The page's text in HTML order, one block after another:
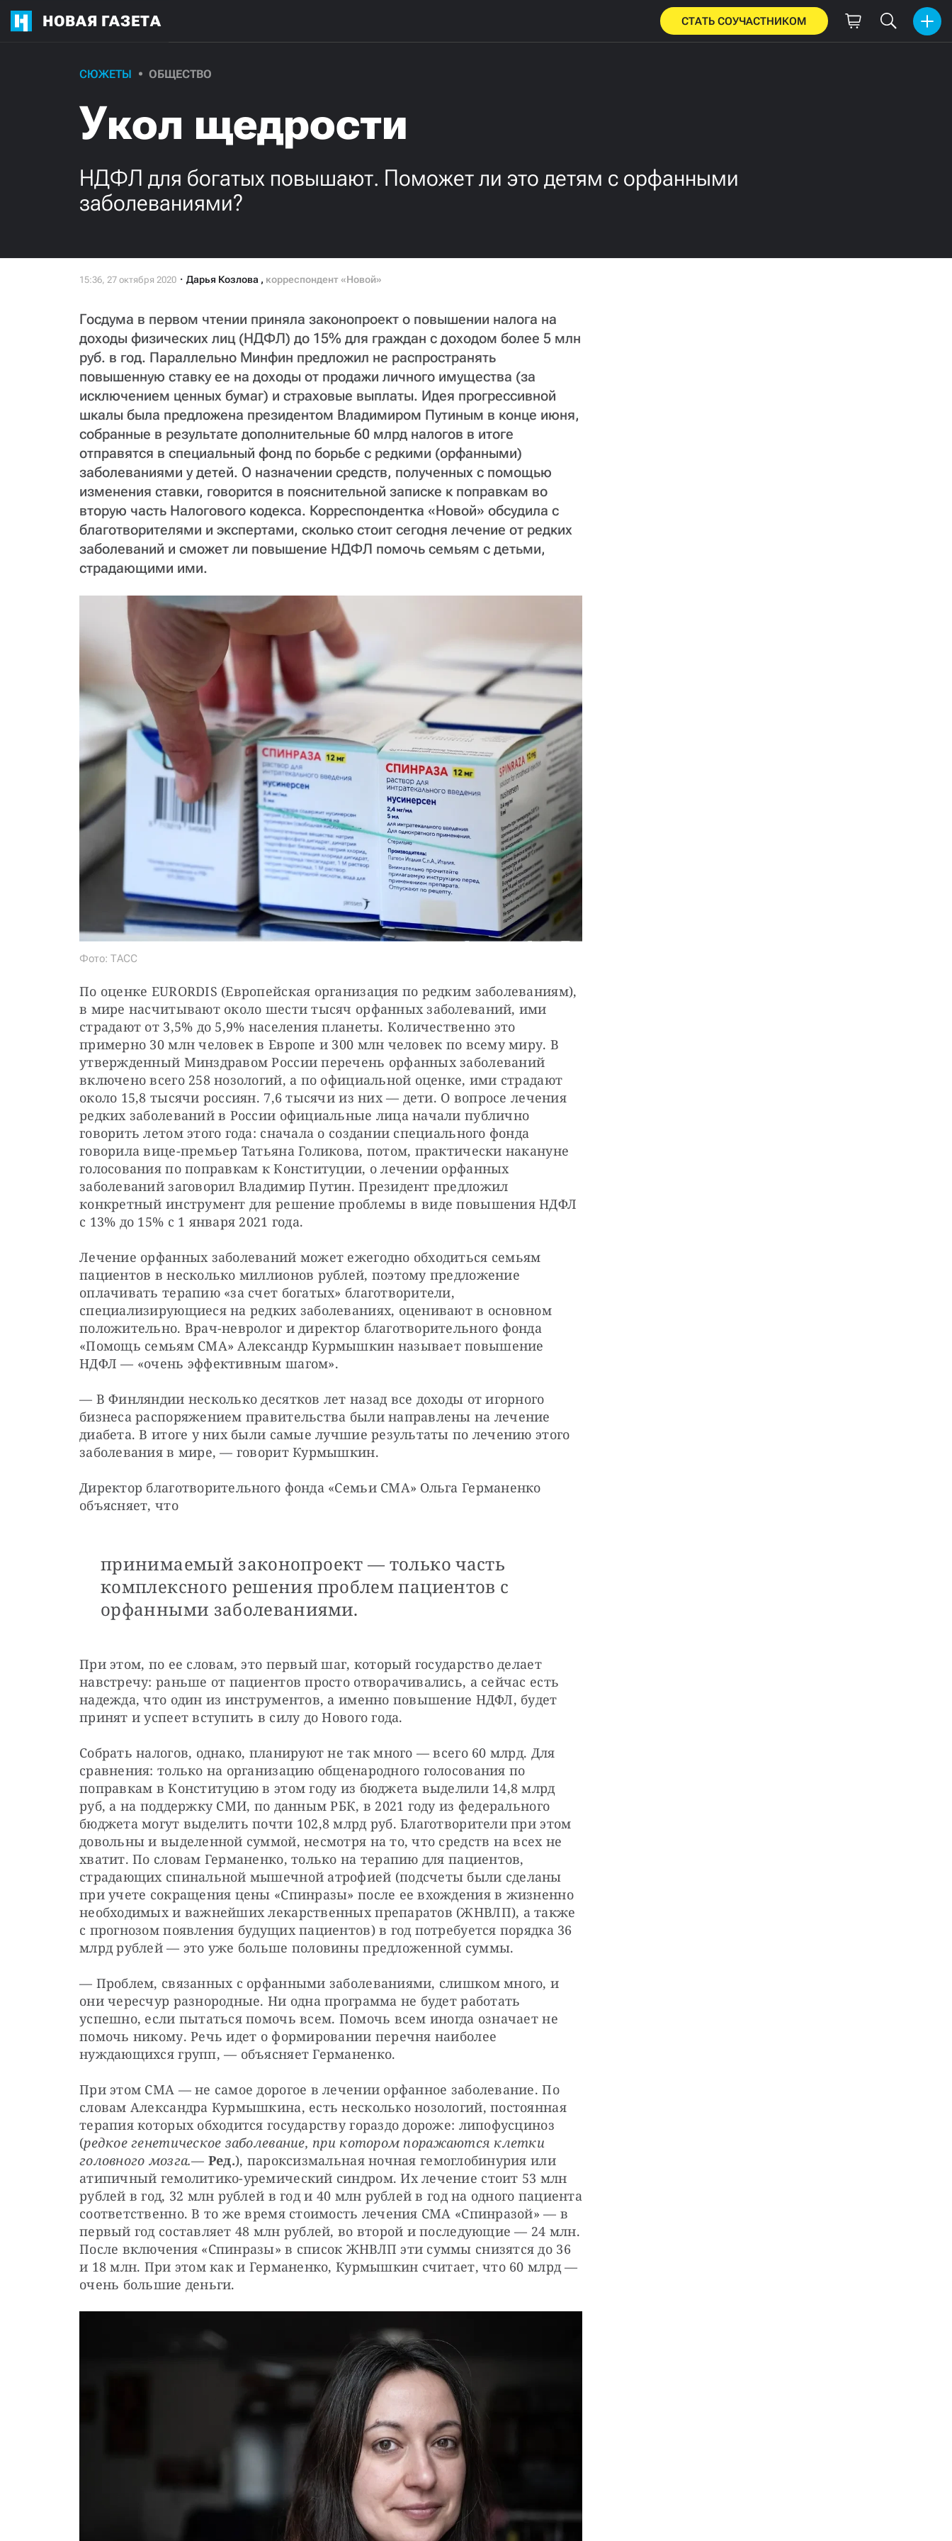
НОВАЯ ГАЗЕТА СТАТЬ СОУЧАСТНИКОМ
СЮЖЕТЫ ОБЩЕСТВО
Укол щедрости
НДФЛ для богатых повышают. Поможет ли это детям с орфанными
заболеваниями?
Дарья Козлова , корреспондент «Новой»
Госдума в первом чтении приняла законопроект о повышении налога на
доходы физических лиц (НДФЛ) до 15% для граждан с доходом более 5 млн
руб. в год. Параллельно Минфин предложил не распространять
повышенную ставку ее на доходы от продажи личного имущества (за
исключением ценных бумаг) и страховые выплаты. Идея прогрессивной
шкалы была предложена президентом Владимиром Путиным в конце июня,
собранные в результате дополнительные 60 млрд налогов в итоге
отправятся в специальный фонд по борьбе с редкими (орфанными)
заболеваниями у детей. О назначении средств, полученных с помощью
изменения ставки, говорится в пояснительной записке к поправкам во
вторую часть Налогового кодекса. Корреспондентка «Новой» обсудила с
благотворителями и экспертами, сколько стоит сегодня лечение от редких
заболеваний и сможет ли повышение НДФЛ помочь семьям с детьми,
страдающими ими.
Фото: ТАСС
По оценке EURORDIS (Европейская организация по редким заболеваниям),
в мире насчитывают около шести тысяч орфанных заболеваний, ими
страдают от 3,5% до 5,9% населения планеты. Количественно это
примерно 30 млн человек в Европе и 300 млн человек по всему миру. В
утвержденный Минздравом России перечень орфанных заболеваний
включено всего 258 нозологий, а по официальной оценке, ими страдают
около 15,8 тысячи россиян. 7,6 тысячи из них — дети. О вопросе лечения
редких заболеваний в России официальные лица начали публично
говорить летом этого года: сначала о создании специального фонда
говорила вице-премьер Татьяна Голикова, потом, практически накануне
голосования по поправкам к Конституции, о лечении орфанных
заболеваний заговорил Владимир Путин. Президент предложил
конкретный инструмент для решение проблемы в виде повышения НДФЛ
с 13% до 15% с 1 января 2021 года.
Лечение орфанных заболеваний может ежегодно обходиться семьям
пациентов в несколько миллионов рублей, поэтому предложение
оплачивать терапию «за счет богатых» благотворители,
специализирующиеся на редких заболеваниях, оценивают в основном
положительно. Врач-невролог и директор благотворительного фонда
«Помощь семьям СМА» Александр Курмышкин называет повышение
НДФЛ — «очень эффективным шагом».
— В Финляндии несколько десятков лет назад все доходы от игорного
бизнеса распоряжением правительства были направлены на лечение
диабета. В итоге у них были самые лучшие результаты по лечению этого
заболевания в мире, — говорит Курмышкин.
Директор благотворительного фонда «Семьи СМА» Ольга Германенко
объясняет, что
принимаемый законопроект — только часть
комплексного решения проблем пациентов с
орфанными заболеваниями.
При этом, по ее словам, это первый шаг, который государство делает
навстречу: раньше от пациентов просто отворачивались, а сейчас есть
надежда, что один из инструментов, а именно повышение НДФЛ, будет
принят и успеет вступить в силу до Нового года.
Собрать налогов, однако, планируют не так много — всего 60 млрд. Для
сравнения: только на организацию общенародного голосования по
поправкам в Конституцию в этом году из бюджета выделили 14,8 млрд
руб, а на поддержку СМИ, по данным РБК, в 2021 году из федерального
бюджета могут выделить почти 102,8 млрд руб. Благотворители при этом
довольны и выделенной суммой, несмотря на то, что средств на всех не
хватит. По словам Германенко, только на терапию для пациентов,
страдающих спинальной мышечной атрофией (подсчеты были сделаны
при учете сокращения цены «Спинразы» после ее вхождения в жизненно
необходимых и важнейших лекарственных препаратов (ЖНВЛП), а также
с прогнозом появления будущих пациентов) в год потребуется порядка 36
млрд рублей — это уже больше половины предложенной суммы.
— Проблем, связанных с орфанными заболеваниями, слишком много, и
они чересчур разнородные. Ни одна программа не будет работать
успешно, если пытаться помочь всем. Помочь всем иногда означает не
помочь никому. Речь идет о формировании перечня наиболее
нуждающихся групп, — объясняет Германенко.
При этом СМА — не самое дорогое в лечении орфанное заболевание. По
словам Александра Курмышкина, есть несколько нозологий, постоянная
терапия которых обходится государству гораздо дороже: липофусциноз
(редкое генетическое заболевание, при котором поражаются клетки
головного мозга.— Ред.), пароксизмальная ночная гемоглобинурия или
атипичный гемолитико-уремический синдром. Их лечение стоит 53 млн
рублей в год, 32 млн рублей в год и 40 млн рублей в год на одного пациента
соответственно. В то же время стоимость лечения СМА «Спинразой» — в
первый год составляет 48 млн рублей, во второй и последующие — 24 млн.
После включения «Спинразы» в список ЖНВЛП эти суммы снизятся до 36
и 18 млн. При этом как и Германенко, Курмышкин считает, что 60 млрд —
очень большие деньги.